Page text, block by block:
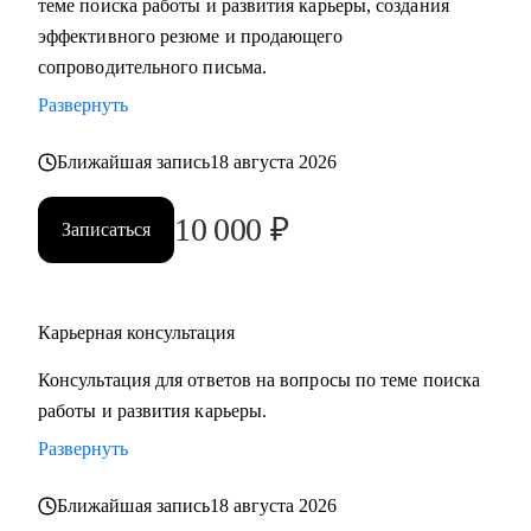
сложные вопросы.
Кому могу помочь:
среднего звена
при смене деятельности, перерыве в карьере, в том числе
• Административный персонал
• Страхование
• Продажи / Услуги
• Информационные технологии
Мой подход в работе – не делаю за вас, делаю вместе с
теме поиска работы и развития карьеры, создания
эффективного резюме и продающего
сопроводительного письма.
Развернуть
Ближайшая запись18 августа 2026
Записаться 10 000 ₽
Карьерная консультация
Консультация для ответов на вопросы по теме поиска
работы и развития карьеры.
Развернуть
Ближайшая запись18 августа 2026